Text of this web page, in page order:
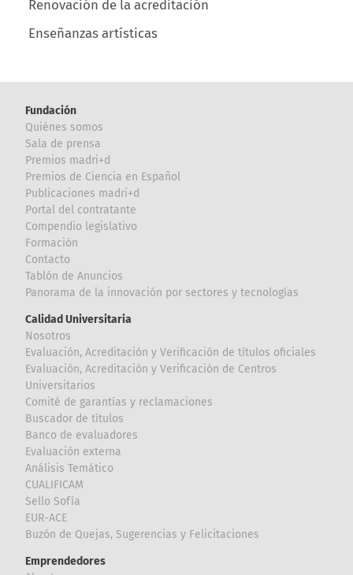
Renovación de la acreditación
Enseñanzas artísticas
Fundación
Quiénes somos
Sala de prensa
Premios madri+d
Premios de Ciencia en Español
Publicaciones madri+d
Portal del contratante
Compendio legislativo
Formación
Contacto
Tablón de Anuncios
Panorama de la innovación por sectores y tecnologías
Calidad Universitaria
Nosotros
Evaluación, Acreditación y Verificación de títulos oficiales
Evaluación, Acreditación y Verificación de Centros
Universitarios
Comité de garantías y reclamaciones
Buscador de títulos
Banco de evaluadores
Evaluación externa
Análisis Temático
CUALIFICAM
Sello Sofía
EUR-ACE
Buzón de Quejas, Sugerencias y Felicitaciones
Emprendedores